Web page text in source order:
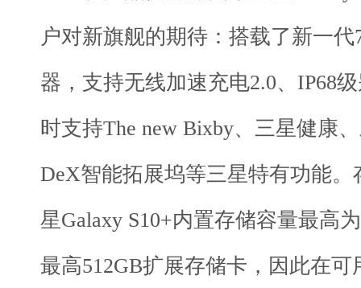
户对新旗舰的期待：搭载了新一
器，支持无线加速充电2.0、IP68
时支持The new Bixby、三星健康
DeX智能拓展坞等三星特有功能
星Galaxy S10+内置存储容量最高
最高512GB扩展存储卡，因此在